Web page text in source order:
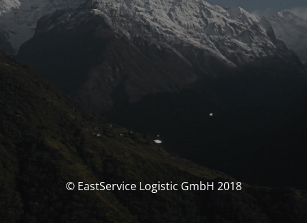
© EastService Logistic GmbH 2018